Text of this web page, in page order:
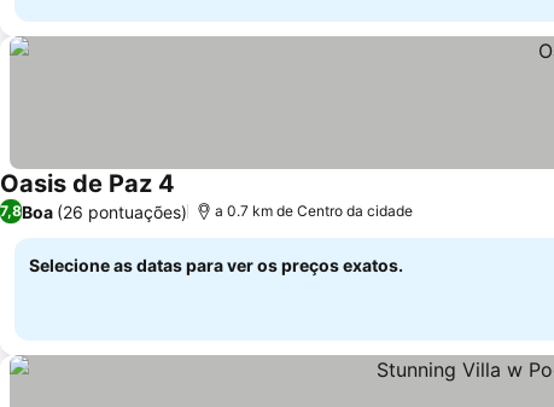
Oasis de Paz 4
7,8Boa (26 pontuações) a 0.7 km de Centro da cidade
Selecione as datas para ver os preços exatos.